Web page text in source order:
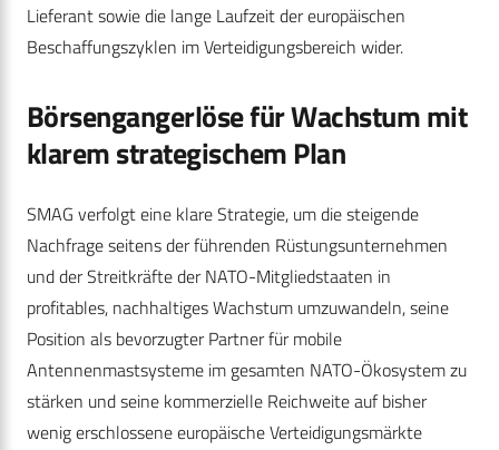
Lieferant sowie die lange Laufzeit der europäischen
Beschaffungszyklen im Verteidigungsbereich wider.
Börsengangerlöse für Wachstum mit
klarem strategischem Plan
SMAG verfolgt eine klare Strategie, um die steigende
Nachfrage seitens der führenden Rüstungsunternehmen
und der Streitkräfte der NATO-Mitgliedstaaten in
profitables, nachhaltiges Wachstum umzuwandeln, seine
Position als bevorzugter Partner für mobile
Antennenmastsysteme im gesamten NATO-Ökosystem zu
stärken und seine kommerzielle Reichweite auf bisher
wenig erschlossene europäische Verteidigungsmärkte